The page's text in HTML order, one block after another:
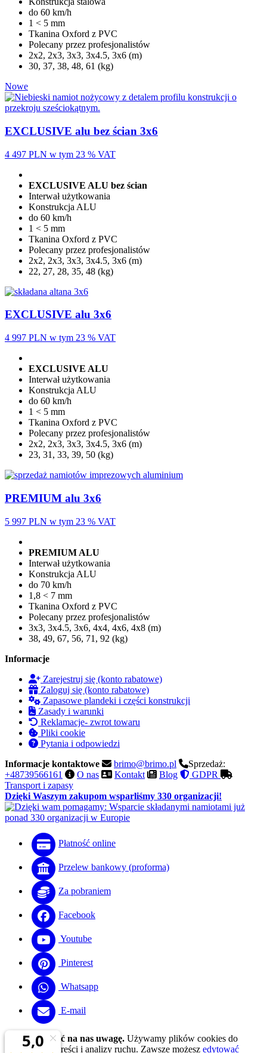
do 60 km/h
1 < 5 mm
Tkanina Oxford z PVC
Polecany przez profesjonalistów
2x2, 2x3, 3x3, 3x4.5, 3x6 (m)
30, 37, 38, 48, 61 (kg)
Nowe
EXCLUSIVE alu bez ścian 3x6
4 497 PLN w tym 23 % VAT
EXCLUSIVE ALU bez ścian
Interwał użytkowania
Konstrukcja ALU
do 60 km/h
1 < 5 mm
Tkanina Oxford z PVC
Polecany przez profesjonalistów
2x2, 2x3, 3x3, 3x4.5, 3x6 (m)
22, 27, 28, 35, 48 (kg)
EXCLUSIVE alu 3x6
4 997 PLN w tym 23 % VAT
EXCLUSIVE ALU
Interwał użytkowania
Konstrukcja ALU
do 60 km/h
1 < 5 mm
Tkanina Oxford z PVC
Polecany przez profesjonalistów
2x2, 2x3, 3x3, 3x4.5, 3x6 (m)
23, 31, 33, 39, 50 (kg)
PREMIUM alu 3x6
5 997 PLN w tym 23 % VAT
PREMIUM ALU
Interwał użytkowania
Konstrukcja ALU
do 70 km/h
1,8 < 7 mm
Tkanina Oxford z PVC
Polecany przez profesjonalistów
3x3, 3x4.5, 3x6, 4x4, 4x6, 4x8 (m)
38, 49, 67, 56, 71, 92 (kg)
Informacje
Zarejestruj się (konto rabatowe)
Zaloguj się (konto rabatowe)
Zapasowe plandeki i części konstrukcji
Zasady i warunki
Reklamacje- zwrot towaru
Pliki cookie
Pytania i odpowiedzi
Informacje kontaktowe
brimo@brimo.pl
Sprzedaż:
+48739566161
O nas Kontakt Blog
GDPR
Transport i zapasy
Dzięki Waszym zakupom wsparliśmy 330 organizacji!
Płatność online
Przelew bankowy (proforma)
Za pobraniem
Facebook
Youtube
Pinterest
Whatsapp
E-mail
Proszę zwrócić na nas uwagę. Używamy plików cookies do
personalizacji treści i analizy ruchu. Zawsze możesz edytować